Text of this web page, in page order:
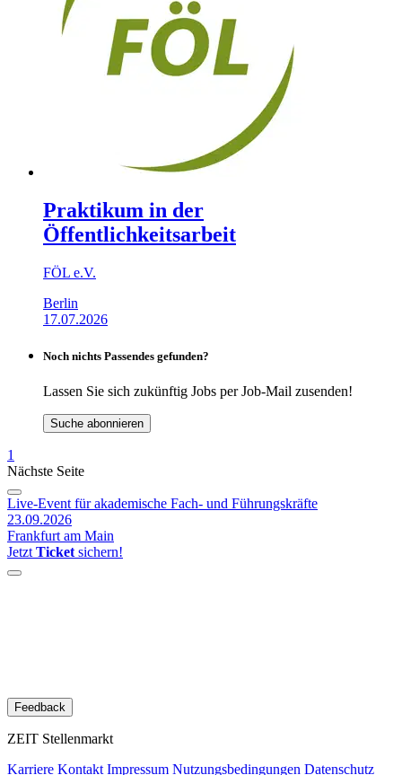
Praktikum in der
Öffentlichkeitsarbeit
FÖL e.V.
Berlin
17.07.2026
Noch nichts Passendes gefunden?
Lassen Sie sich zukünftig Jobs per Job-Mail zusenden!
Suche abonnieren
1
Nächste Seite
Live-Event für akademische Fach- und Führungskräfte
23.09.2026
Frankfurt am Main
Jetzt Ticket sichern!
Feedback
ZEIT Stellenmarkt
Karriere Kontakt Impressum Nutzungsbedingungen Datenschutz